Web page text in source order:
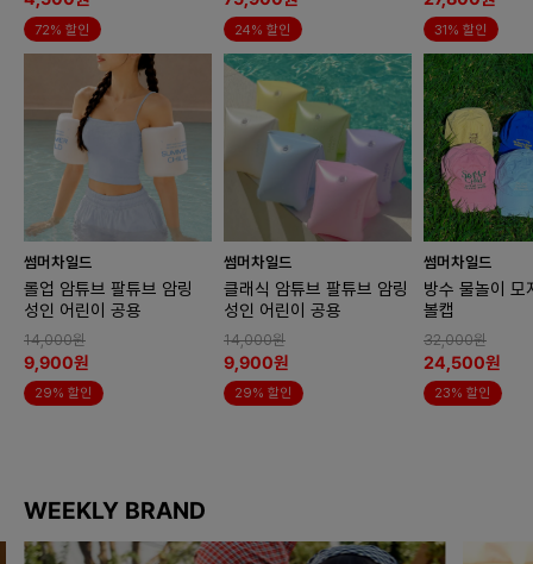
72% 할인 24% 할인 31% 할인
썸머차일드
롤업 암튜브 팔튜브 암링
성인 어린이 공용
14,000원
9,900원
29% 할인
썸머차일드
클래식 암튜브 팔튜브 암링
성인 어린이 공용
14,000원
9,900원
29% 할인
썸머차일드
방수 물놀이 모
볼캡
32,000원
24,500원
23% 할인
WEEKLY BRAND